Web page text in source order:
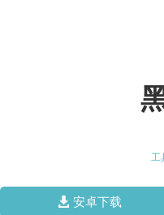
工
安卓下载